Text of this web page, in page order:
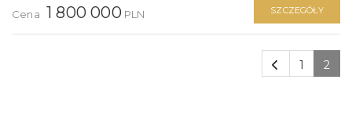
Cena 1 800 000 PLN SZCZEGÓŁY
1 2